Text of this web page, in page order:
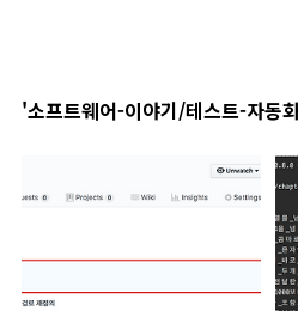
'소프트웨어-이야기/테스트-자동